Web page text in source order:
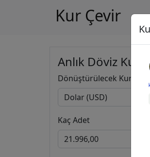
Kur Çevir
Anlık Döviz
Dönüştürülecek Kur
Kaç Adet